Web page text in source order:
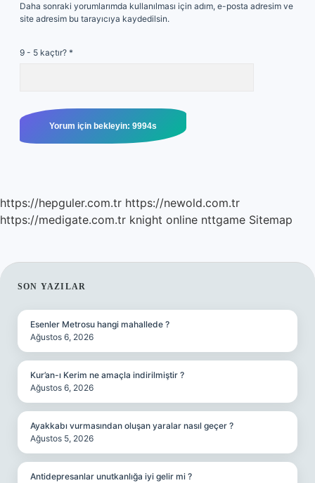
Daha sonraki yorumlarımda kullanılması için adım, e-posta adresim ve
site adresim bu tarayıcıya kaydedilsin.
9 - 5 kaçtır? *
https://hepguler.com.tr https://newold.com.tr
https://medigate.com.tr knight online nttgame Sitemap
SIDEBAR
SON YAZILAR
Esenler Metrosu hangi mahallede ?
Ağustos 6, 2026
Kur’an-ı Kerim ne amaçla indirilmiştir ?
Ağustos 6, 2026
Ayakkabı vurmasından oluşan yaralar nasıl geçer ?
Ağustos 5, 2026
Antidepresanlar unutkanlığa iyi gelir mi ?